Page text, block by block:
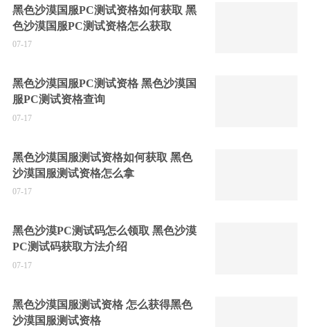
黑色沙漠国服PC测试资格如何获取 黑
色沙漠国服PC测试资格怎么获取
07-17
黑色沙漠国服PC测试资格 黑色沙漠国
服PC测试资格查询
07-17
黑色沙漠国服测试资格如何获取 黑色
沙漠国服测试资格怎么拿
07-17
黑色沙漠PC测试码怎么领取 黑色沙漠
PC测试码获取方法介绍
07-17
黑色沙漠国服测试资格 怎么获得黑色
沙漠国服测试资格